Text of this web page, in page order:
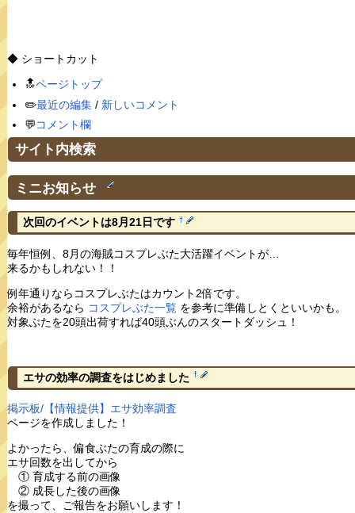
◆ ショートカット
🔝ページトップ
✏️最近の編集/ 新しいコメント
💬コメント欄
サイト内検索
ミニお知らせ †
次回のイベントは8月21日です †
毎年恒例、8月の海賊コスプレぶた大活躍イベントが…
来るかもしれない！！
例年通りならコスプレぶたはカウント2倍です。
余裕があるなら コスプレぶた一覧を参考に準備しとくといいかも。
対象ぶたを20頭出荷すれば40頭ぶんのスタートダッシュ！
エサの効率の調査をはじめました †
掲示板/【情報提供】エサ効率調査
ページを作成しました！
よかったら、偏食ぶたの育成の際に
エサ回数を出してから
① 育成する前の画像
② 成長した後の画像
を撮って、ご報告をお願いします！